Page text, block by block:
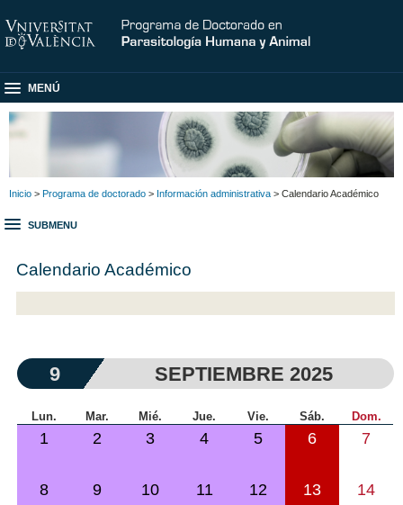
MENÚ
Inicio > Programa de doctorado > Información administrativa > Calendario Académico
SUBMENU
Calendario Académico
9 SEPTIEMBRE 2025
Lun. Mar. Mié. Jue. Vie. Sáb. Dom.
1 2 3 4 5 6 7
8 9 10 11 12 13 14